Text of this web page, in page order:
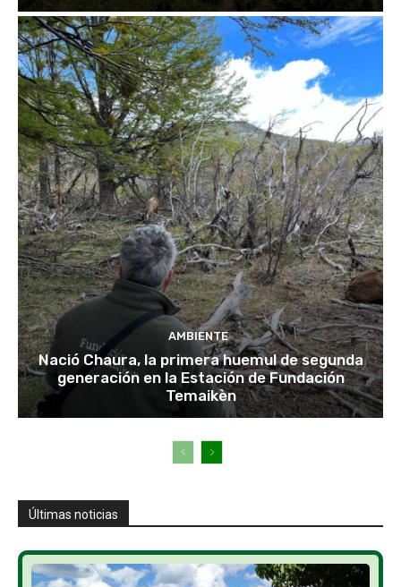
AMBIENTE
Nació Chaura, la primera huemul de segunda
generación en la Estación de Fundación
Temaikèn
Últimas noticias